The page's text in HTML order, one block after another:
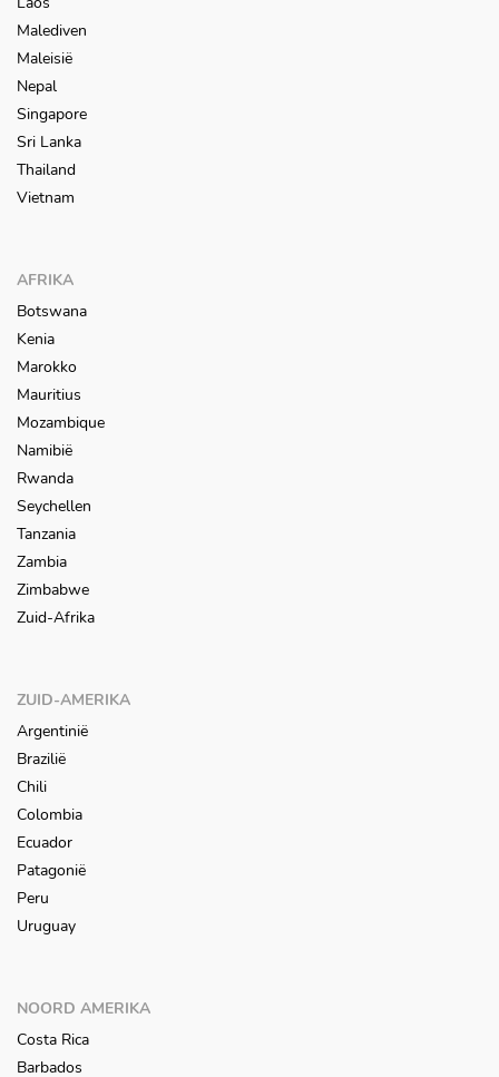
Malediven
Maleisië
Nepal
Singapore
Sri Lanka
Thailand
Vietnam
AFRIKA
Botswana
Kenia
Marokko
Mauritius
Mozambique
Namibië
Rwanda
Seychellen
Tanzania
Zambia
Zimbabwe
Zuid-Afrika
ZUID-AMERIKA
Argentinië
Brazilië
Chili
Colombia
Ecuador
Patagonië
Peru
Uruguay
NOORD AMERIKA
Costa Rica
Barbados